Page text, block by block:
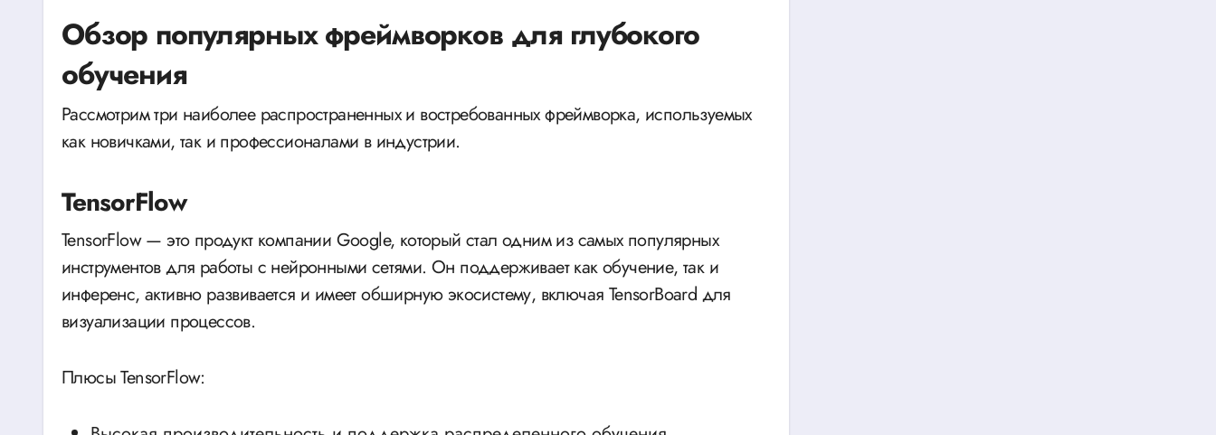
Обзор популярных фреймворков для глубокого
обучения
Рассмотрим три наиболее распространенных и востребованных фреймворка, используемых
как новичками, так и профессионалами в индустрии.
TensorFlow
TensorFlow — это продукт компании Google, который стал одним из самых популярных
инструментов для работы с нейронными сетями. Он поддерживает как обучение, так и
инференс, активно развивается и имеет обширную экосистему, включая TensorBoard для
визуализации процессов.
Плюсы TensorFlow: